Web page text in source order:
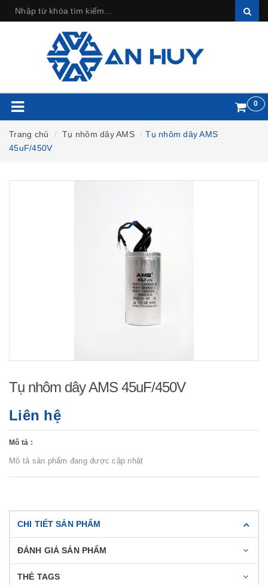
0
Trang chủ Tụ nhôm dây AMS
Tụ nhôm dây AMS
45uF/450V
Tụ nhôm dây AMS 45uF/450V
Liên hệ
Mô tả :
Mô tả sản phẩm đang được cập nhật
CHI TIẾT SẢN PHẨM
ĐÁNH GIÁ SẢN PHẨM
THẺ TAGS